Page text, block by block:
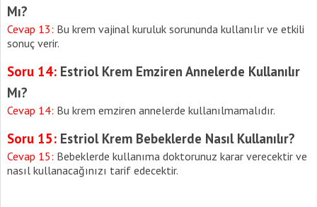
Mı?
Cevap 13: Bu krem vajinal kuruluk sorununda kullanılır ve etkili
sonuç verir.
Soru 14: Estriol Krem Emziren Annelerde Kullanılır
Mı?
Cevap 14: Bu krem emziren annelerde kullanılmamalıdır.
Soru 15: Estriol Krem Bebeklerde Nasıl Kullanılır?
Cevap 15: Bebeklerde kullanıma doktorunuz karar verecektir ve
nasıl kullanacağınızı tarif edecektir.